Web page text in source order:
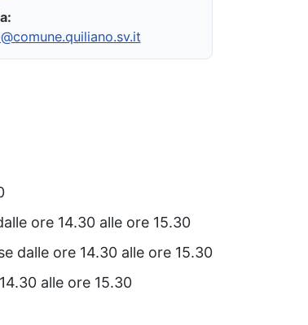
ore 14.30 alle ore 15.30
dalle ore 14.30 alle ore 15.30
alle ore 15.30